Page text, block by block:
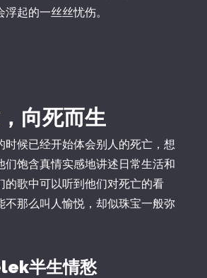
起的一丝丝忧伤。
向死而生
时候已经开始体会别人的死亡，想
们饱含真情实感地讲述日常生活和
的歌中可以听到他们对死亡的看
不那么叫人愉悦，却似珠宝一般弥
半生情愁